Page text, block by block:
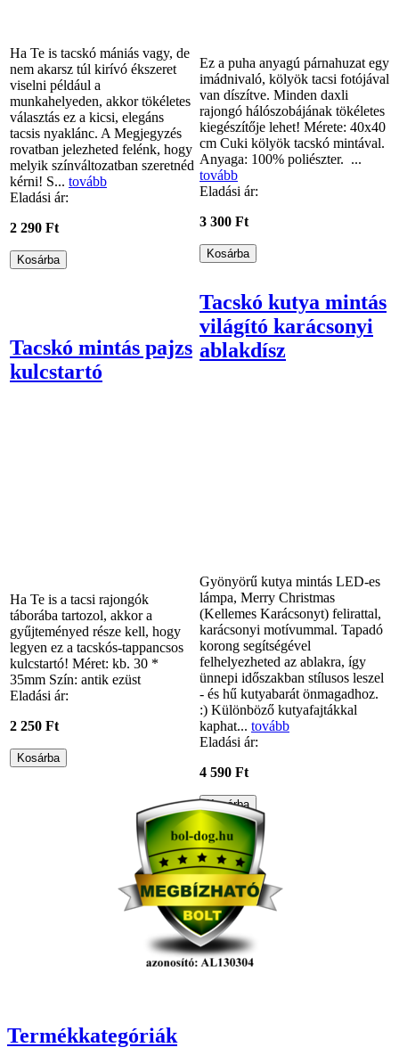
Ha Te is tacskó mániás vagy, de
nem akarsz túl kirívó ékszeret
viselni például a
munkahelyeden, akkor tökéletes
választás ez a kicsi, elegáns
tacsis nyaklánc. A Megjegyzés
rovatban jelezheted felénk, hogy
melyik színváltozatban szeretnéd
kérni! S... tovább
Eladási ár:
2 290 Ft
Ez a puha anyagú párnahuzat egy
imádnivaló, kölyök tacsi fotójával
van díszítve. Minden daxli
rajongó hálószobájának tökéletes
kiegészítője lehet! Mérete: 40x40
cm Cuki kölyök tacskó mintával.
Anyaga: 100% poliészter. ...
tovább
Eladási ár:
3 300 Ft
Tacskó mintás pajzs
kulcstartó
Ha Te is a tacsi rajongók
táborába tartozol, akkor a
gyűjteményed része kell, hogy
legyen ez a tacskós-tappancsos
kulcstartó! Méret: kb. 30 *
35mm Szín: antik ezüst
Eladási ár:
2 250 Ft
Tacskó kutya mintás
világító karácsonyi
ablakdísz
Gyönyörű kutya mintás LED-es
lámpa, Merry Christmas
(Kellemes Karácsonyt) felirattal,
karácsonyi motívummal. Tapadó
korong segítségével
felhelyezheted az ablakra, így
ünnepi időszakban stílusos leszel
- és hű kutyabarát önmagadhoz.
:) Különböző kutyafajtákkal
kaphat... tovább
Eladási ár:
4 590 Ft
Termékkategóriák